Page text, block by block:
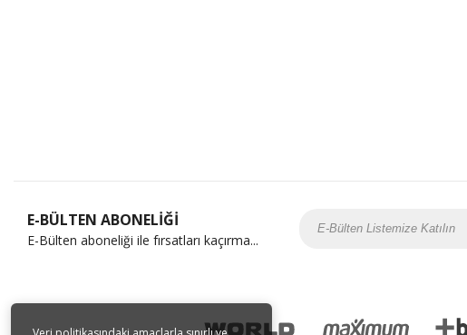
E-BÜLTEN ABONELİĞİ
E-Bülten aboneliği ile fırsatları kaçırma...